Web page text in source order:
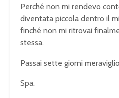
Perché non mi rendevo
diventata piccola dentro il
finché non mi ritrovai
stessa.
Passai sette giorni
Spa.